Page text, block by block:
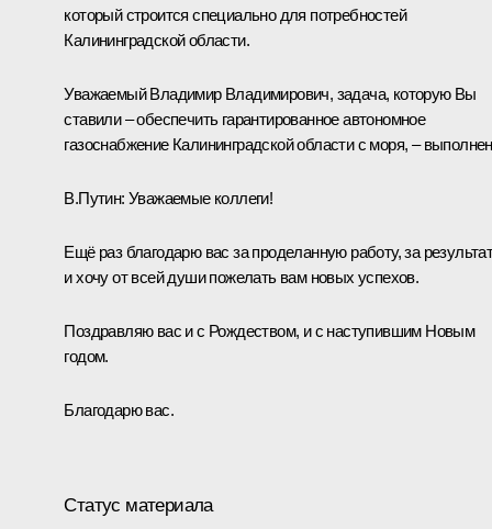
который строится специально для потребностей
Калининградской области.
Уважаемый Владимир Владимирович, задача, которую Вы
ставили – обеспечить гарантированное автономное
газоснабжение Калининградской области с моря, –
В.Путин: Уважаемые коллеги!
Ещё раз благодарю вас за проделанную работу, за
и хочу от всей души пожелать вам новых успехов.
Поздравляю вас и с Рождеством, и с наступившим Новым
годом.
Благодарю вас.
Статус материала